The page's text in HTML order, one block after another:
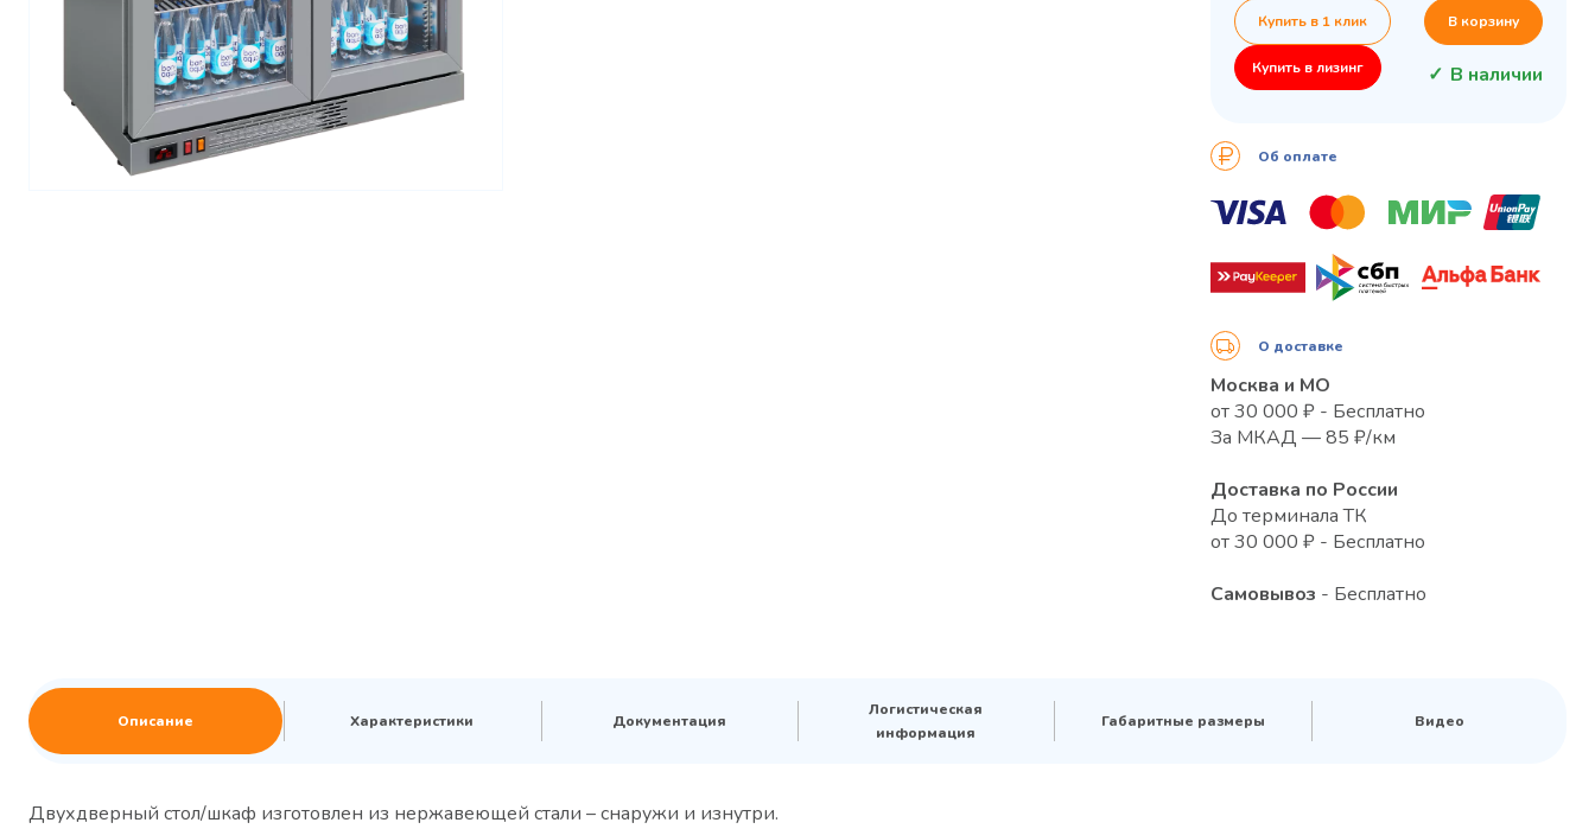
Купить в 1 клик В корзину
Купить в лизинг В наличии
Об оплате
О доставке
Москва и МО
от 30 000 ₽ - Бесплатно
За МКАД — 85 ₽/км
Доставка по России
До терминала ТК
от 30 000 ₽ - Бесплатно
Самовывоз - Бесплатно
Описание Характеристики Документация
Логистическая
информация
Габаритные размеры Видео
Двухдверный стол/шкаф изготовлен из нержавеющей стали – снаружи и изнутри.